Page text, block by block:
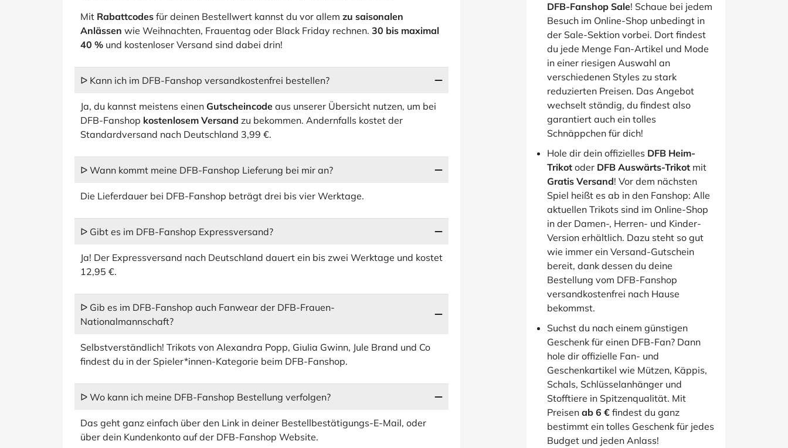
DFB-Fanshop Sale! Schaue bei jedem
Besuch im Online-Shop unbedingt in
der Sale-Sektion vorbei. Dort findest
du jede Menge Fan-Artikel und Mode
in einer riesigen Auswahl an
verschiedenen Styles zu stark
reduzierten Preisen. Das Angebot
wechselt ständig, du findest also
garantiert auch ein tolles
Schnäppchen für dich!
Hole dir dein offizielles DFB Heim-
Trikot oder DFB Auswärts-Trikot mit
Gratis Versand! Vor dem nächsten
Spiel heißt es ab in den Fanshop: Alle
aktuellen Trikots sind im Online-Shop
in der Damen-, Herren- und Kinder-
Version erhältlich. Dazu steht so gut
wie immer ein Versand-Gutschein
bereit, dank dessen du deine
Bestellung vom DFB-Fanshop
versandkostenfrei nach Hause
bekommst.
Suchst du nach einem günstigen
Geschenk für einen DFB-Fan? Dann
hole dir offizielle Fan- und
Geschenkartikel wie Mützen, Käppis,
Schals, Schlüsselanhänger und
Stofftiere in Spitzenqualität. Mit
Preisen ab 6 € findest du ganz
bestimmt ein tolles Geschenk für jedes
Budget und jeden Anlass!
Mit Rabattcodes für deinen Bestellwert kannst du vor allem zu saisonalen
Anlässen wie Weihnachten, Frauentag oder Black Friday rechnen. 30 bis maximal
40 % und kostenloser Versand sind dabei drin!
ᐅ Kann ich im DFB-Fanshop versandkostenfrei bestellen?
Ja, du kannst meistens einen Gutscheincode aus unserer Übersicht nutzen, um bei
DFB-Fanshop kostenlosem Versand zu bekommen. Andernfalls kostet der
Standardversand nach Deutschland 3,99 €.
ᐅ Wann kommt meine DFB-Fanshop Lieferung bei mir an?
Die Lieferdauer bei DFB-Fanshop beträgt drei bis vier Werktage.
ᐅ Gibt es im DFB-Fanshop Expressversand?
Ja! Der Expressversand nach Deutschland dauert ein bis zwei Werktage und kostet
12,95 €.
ᐅ Gib es im DFB-Fanshop auch Fanwear der DFB-Frauen-
Nationalmannschaft?
Selbstverständlich! Trikots von Alexandra Popp, Giulia Gwinn, Jule Brand und Co
findest du in der Spieler*innen-Kategorie beim DFB-Fanshop.
ᐅ Wo kann ich meine DFB-Fanshop Bestellung verfolgen?
Das geht ganz einfach über den Link in deiner Bestellbestätigungs-E-Mail, oder
über dein Kundenkonto auf der DFB-Fanshop Website.